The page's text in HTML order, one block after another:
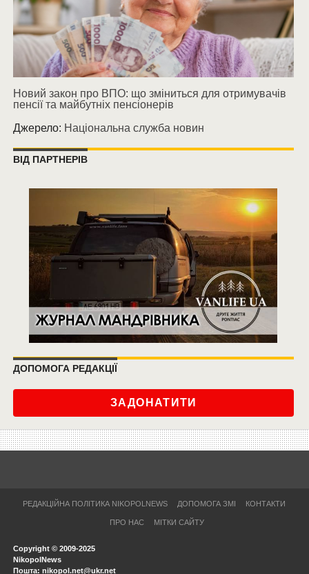
Новий закон про ВПО: що зміниться для отримувачів
пенсії та майбутніх пенсіонерів
Джерело: Національна служба новин
ВІД ПАРТНЕРІВ
ДОПОМОГА РЕДАКЦІЇ
ЗАДОНАТИТИ
РЕДАКЦІЙНА ПОЛІТИКА NIKOPOLNEWS ДОПОМОГА ЗМІ КОНТАКТИ
ПРО НАС МІТКИ САЙТУ
Copyright © 2009-2025
NikopolNews
Пошта: nikopol.net@ukr.net